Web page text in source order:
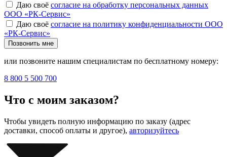
Даю своё согласие на обработку персональных данных
ООО «РК-Сервис»
Даю своё согласие на политику конфиденциальности ООО
«РК-Сервис»
Позвонить мне
или позвоните нашим специалистам по бесплатному номеру:
8 800 5 500 700
Что с моим заказом?
Чтобы увидеть полную информацию по заказу (адрес
доставки, способ оплаты и другое), авторизуйтесь